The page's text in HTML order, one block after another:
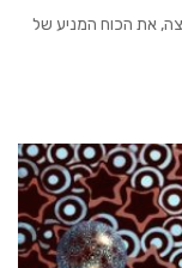
את הכוח המניע של